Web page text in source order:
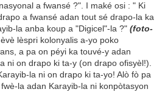
a fwansé ?". I maké osi : " Ki
a fwansé adan tout sé drapo-la ka
la anba koup a "Digicel"-la ?" (foto-
èvè lèspri kolonyalis a-yo poko
a pa on péyi ka touvé-y adan
ni on drapo ki ta-y (on drapo ofisyèl!).
la ni on drapo ki ta-yo! Alò fò pa
la adan Karayib-la ni konpòtasyon